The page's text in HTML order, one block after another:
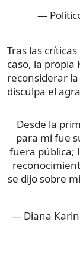
—
Tras las
caso, la
reconsiderar
disculpa el
Desde la
para mí fue
fuera pública;
se dijo sobre
— Diana